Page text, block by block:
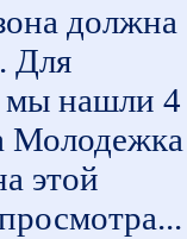
должна
Для
мы нашли 4
этой